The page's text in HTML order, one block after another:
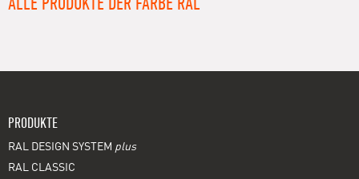
PRODUKTE
RAL DESIGN SYSTEM plus
RAL CLASSIC